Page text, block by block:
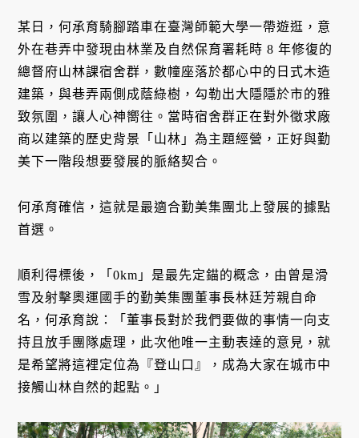
某日，何承育騎腳踏車在臺灣師範大學一帶遊逛，意
外在巷弄中發現由林業及自然保育署耗時 8 年修復的
總督府山林課宿舍群，數幢座落於都心中的日式木造
建築，與巷弄兩側成蔭綠樹，勾勒出大隱隱於市的雅
致氛圍，讓人心神嚮往。當時宿舍群正在對外徵求廠
商以建築的歷史背景「山林」為主題經營，正好與勤
美下一階段想要發展的脈絡契合。
何承育確信，這就是最適合勤美集團北上發展的據點
首選。
順利得標後，「0km」是最先定錨的概念，由曾是滑
雪及射擊奧運國手的勤美集團董事長林廷芳親自命
名，何承育說：「董事長對於我們要做的事情一向支
持且放手團隊處理，此次他唯一主動表達的意見，就
是希望將這裡定位為『登山口』，成為大家在城市中
接觸山林自然的起點。」